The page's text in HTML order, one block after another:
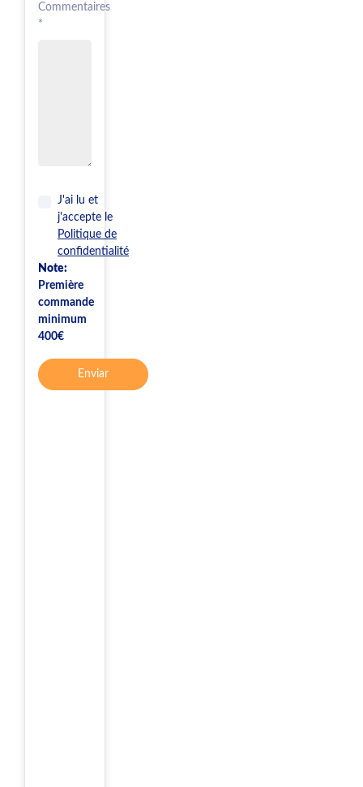
Commentaires
*
J'ai lu et
j'accepte le
Politique de
confidentialité
Note:
Première
commande
minimum
400€
Enviar